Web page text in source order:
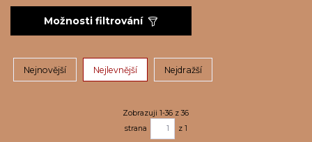
Možnosti filtrování
Nejnovější Nejlevnější Nejdražší
Zobrazuji 1-36 z 36
strana
z 1